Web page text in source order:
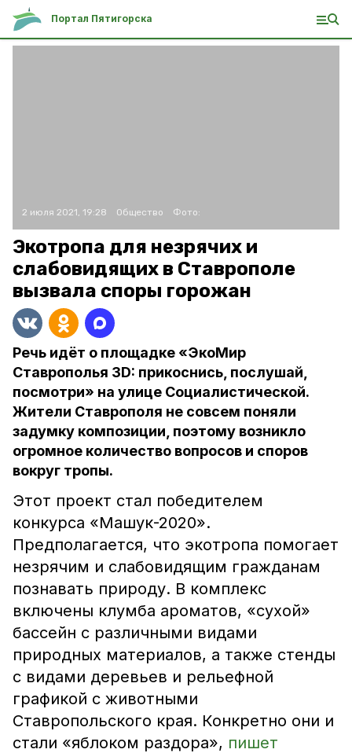
Портал Пятигорска
2 июля 2021, 19:28 Общество Фото:
Экотропа для незрячих и
слабовидящих в Ставрополе
вызвала споры горожан
Речь идёт о площадке «ЭкоМир
Ставрополья 3D: прикоснись, послушай,
посмотри» на улице Социалистической.
Жители Ставрополя не совсем поняли
задумку композиции, поэтому возникло
огромное количество вопросов и споров
вокруг тропы.
Этот проект стал победителем
конкурса «Машук-2020».
Предполагается, что экотропа помогает
незрячим и слабовидящим гражданам
познавать природу. В комплекс
включены клумба ароматов, «сухой»
бассейн с различными видами
природных материалов, а также стенды
с видами деревьев и рельефной
графикой с животными
Ставропольского края. Конкретно они и
стали «яблоком раздора», пишет